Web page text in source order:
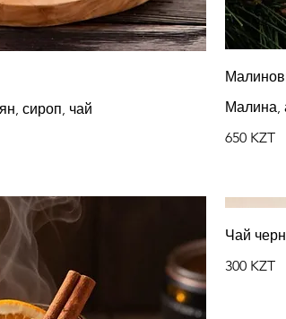
сироп, чай
Малина,
650 KZT
Чай
300 KZT